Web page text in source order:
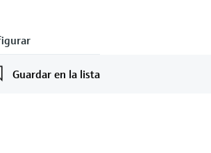
Guardar en la lista